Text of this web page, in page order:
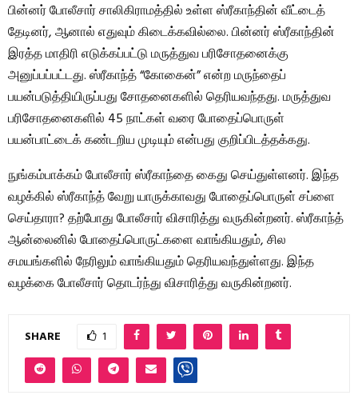
பின்னர் போலீசார் சாலிகிராமத்தில் உள்ள ஸ்ரீகாந்தின் வீட்டைத்
தேடினர், ஆனால் எதுவும் கிடைக்கவில்லை. பின்னர் ஸ்ரீகாந்தின்
இரத்த மாதிரி எடுக்கப்பட்டு மருத்துவ பரிசோதனைக்கு
அனுப்பப்பட்டது. ஸ்ரீகாந்த் “கோகைன்” என்ற மருந்தைப்
பயன்படுத்தியிருப்பது சோதனைகளில் தெரியவந்தது. மருத்துவ
பரிசோதனைகளில் 45 நாட்கள் வரை போதைப்பொருள்
பயன்பாட்டைக் கண்டறிய முடியும் என்பது குறிப்பிடத்தக்கது.
நுங்கம்பாக்கம் போலீசார் ஸ்ரீகாந்தை கைது செய்துள்ளனர். இந்த
வழக்கில் ஸ்ரீகாந்த் வேறு யாருக்காவது போதைப்பொருள் சப்ளை
செய்தாரா? தற்போது போலீசார் விசாரித்து வருகின்றனர். ஸ்ரீகாந்த்
ஆன்லைனில் போதைப்பொருட்களை வாங்கியதும், சில
சமயங்களில் நேரிலும் வாங்கியதும் தெரியவந்துள்ளது. இந்த
வழக்கை போலீசார் தொடர்ந்து விசாரித்து வருகின்றனர்.
SHARE 1